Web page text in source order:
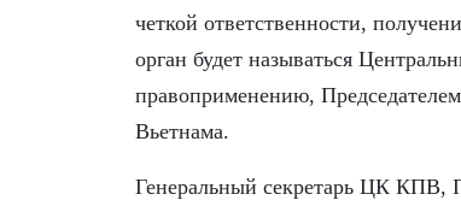
четкой ответственности,
орган будет называться
правоприменению,
Вьетнама.
Генеральный секретарь ЦК КПВ,